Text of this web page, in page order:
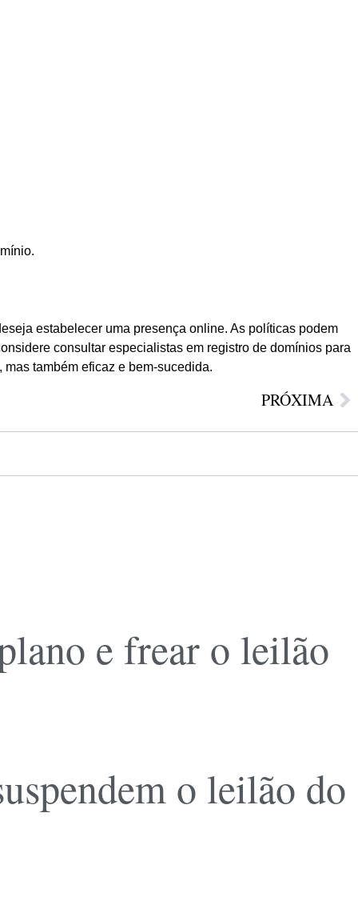
estabelecer uma presença online. As políticas podem
consultar especialistas em registro de domínios para
também eficaz e bem-sucedida.
PRÓXIMA
e frear o leilão
o leilão do